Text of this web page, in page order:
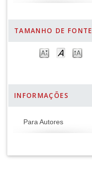
TAMANHO DE FONTE
INFORMAÇÕES
Para Autores